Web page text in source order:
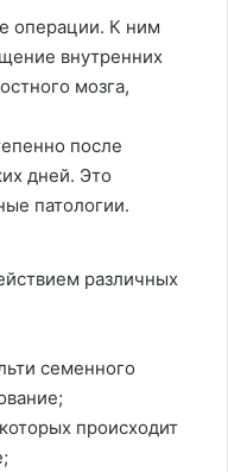
операции. К ним
внутренних
мозга,
после
дней. Это
патологии.
различных
семенного
происходит